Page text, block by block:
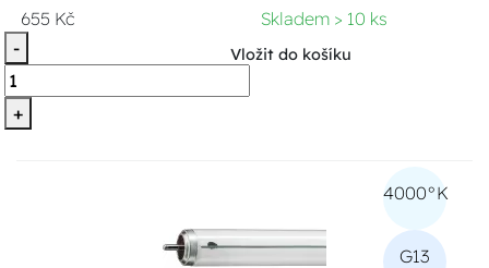
655 Kč
Skladem > 10 ks
-
+
Vložit do košíku
4000°K
G13